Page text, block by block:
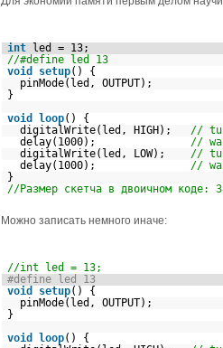
int led = 13;
//#define led 13
void
setup() {
pinMode(led, OUTPUT);
}
void
loop() {
digitalWrite(led, HIGH); //
delay(1000); //
digitalWrite(led, LOW); //
delay(1000); //
}
//Размер скетча в двоичном коде:
Можно записать немного иначе:
//int led = 13;
#define led 13
void
setup() {
pinMode(led, OUTPUT);
}
void
loop() {